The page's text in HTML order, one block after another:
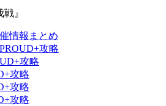
』
情報まとめ
攻略
攻略
攻略
攻略
攻略